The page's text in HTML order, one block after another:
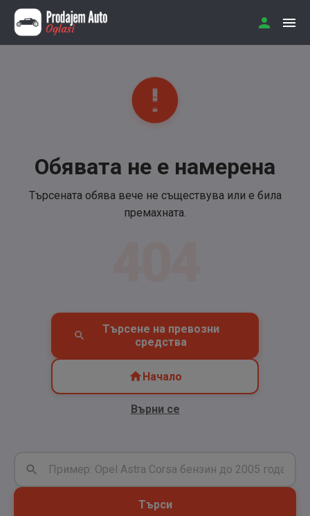
Обявата не е намерена
Търсената обява вече не съществува или е била
премахната.
Търсене на превозни
средства
Начало
Върни се
Търси